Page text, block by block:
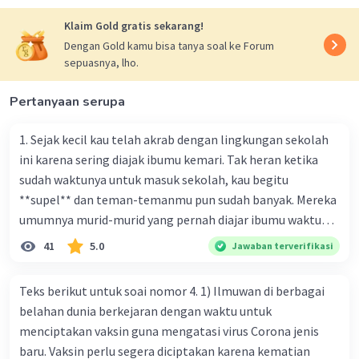
Beri Rating·0.0( 0) Balas
Klaim Gold gratis sekarang!
Dengan Gold kamu bisa tanya soal ke Forum
sepuasnya, lho.
Pertanyaan serupa
1. Sejak kecil kau telah akrab dengan lingkungan sekolah
ini karena sering diajak ibumu kemari. Tak heran ketika
sudah waktunya untuk masuk sekolah, kau begitu
**supel** dan teman-temanmu pun sudah banyak. Mereka
umumnya murid-murid yang pernah diajar ibumu waktu
kelas satu. Sedangkan aku? Aku waktu itu baru saja pindah
ke kota kecil ini. Makna kata bercetak tebal dalam kutipan
baik
41 5.0 Jawaban terverifikasi
Teks berikut untuk soai nomor 4. 1) Ilmuwan di berbagai
belahan dunia berkejaran dengan waktu untuk
menciptakan vaksin guna mengatasi virus Corona jenis
baru. Vaksin perlu segera diciptakan karena kematian